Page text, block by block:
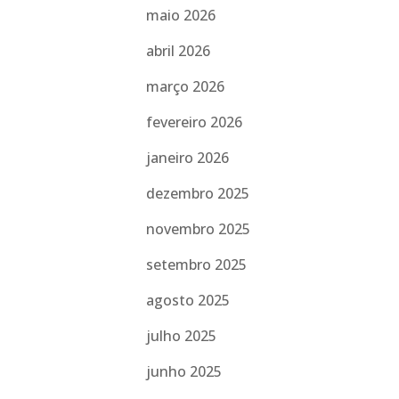
maio 2026
abril 2026
março 2026
fevereiro 2026
janeiro 2026
dezembro 2025
novembro 2025
setembro 2025
agosto 2025
julho 2025
junho 2025